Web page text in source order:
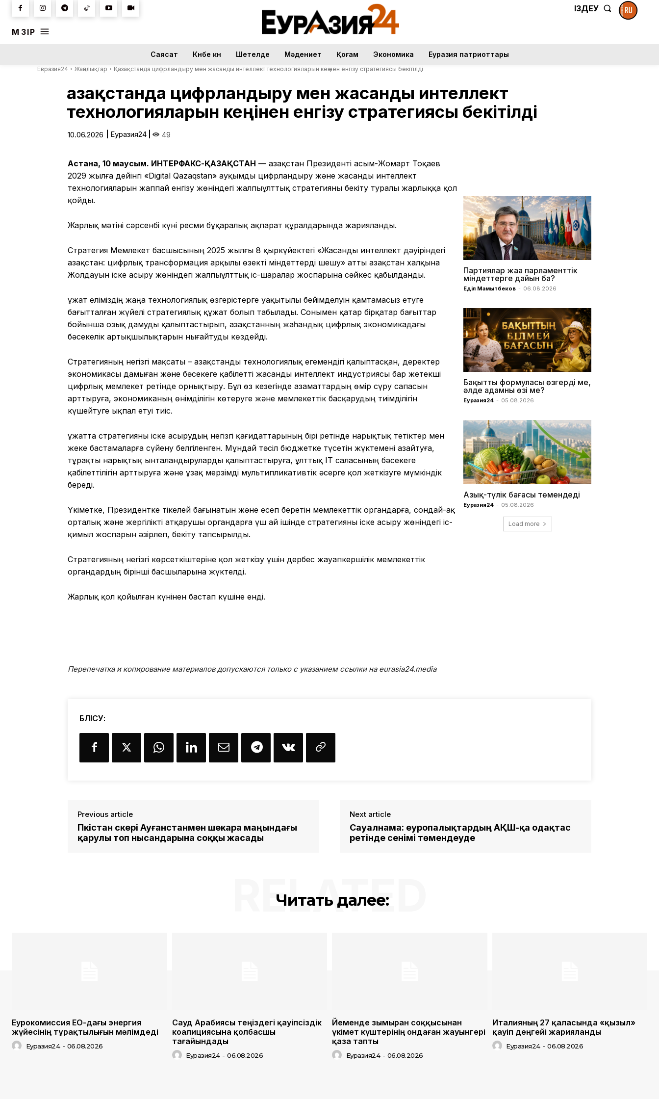
МӘЗІР
ІЗДЕУ
Саясат Күнбе күн Шетелде Мәдениет Қоғам Экономика Еуразия патриоттары
Евразия24 Жаңалықтар Қазақстанда цифрландыру мен жасанды интеллект технологияларын кеңінен енгізу стратегиясы бекітілді
Қазақстанда цифрландыру мен жасанды интеллект
технологияларын кеңінен енгізу стратегиясы бекітілді
10.06.2026 Еуразия24 49
Астана, 10 маусым. ИНТЕРФАКС-ҚАЗАҚСТАН — Қазақстан Президенті Қасым-Жомарт Тоқаев
2029 жылға дейінгі «Digital Qazaqstan» ауқымды цифрландыру және жасанды интеллект
технологияларын жаппай енгізу жөніндегі жалпыұлттық стратегияны бекіту туралы жарлыққа қол
қойды.
Жарлық мәтіні сәрсенбі күні ресми бұқаралық ақпарат құралдарында жарияланды.
Стратегия Мемлекет басшысының 2025 жылғы 8 қыркүйектегі «Жасанды интеллект дәуіріндегі
Қазақстан: цифрлық трансформация арқылы өзекті міндеттерді шешу» атты Қазақстан халқына
Жолдауын іске асыру жөніндегі жалпыұлттық іс-шаралар жоспарына сәйкес қабылданды.
Құжат еліміздің жаңа технологиялық өзгерістерге уақытылы бейімделуін қамтамасыз етуге
бағытталған жүйелі стратегиялық құжат болып табылады. Сонымен қатар бірқатар бағыттар
бойынша озық дамуды қалыптастырып, Қазақстанның жаһандық цифрлық экономикадағы
бәсекелік артықшылықтарын нығайтуды көздейді.
Стратегияның негізгі мақсаты – Қазақстанды технологиялық егемендігі қалыптасқан, деректер
экономикасы дамыған және бәсекеге қабілетті жасанды интеллект индустриясы бар жетекші
цифрлық мемлекет ретінде орнықтыру. Бұл өз кезегінде азаматтардың өмір сүру сапасын
арттыруға, экономиканың өнімділігін көтеруге және мемлекеттік басқарудың тиімділігін
күшейтуге ықпал етуі тиіс.
Құжатта стратегияны іске асырудың негізгі қағидаттарының бірі ретінде нарықтық тетіктер мен
жеке бастамаларға сүйену белгіленген. Мұндай тәсіл бюджетке түсетін жүктемені азайтуға,
тұрақты нарықтық ынталандыруларды қалыптастыруға, ұлттық ІТ саласының бәсекеге
қабілеттілігін арттыруға және ұзақ мерзімді мультипликативтік әсерге қол жеткізуге мүмкіндік
береді.
Үкіметке, Президентке тікелей бағынатын және есеп беретін мемлекеттік органдарға, сондай-ақ
орталық және жергілікті атқарушы органдарға үш ай ішінде стратегияны іске асыру жөніндегі іс-
қимыл жоспарын әзірлеп, бекіту тапсырылды.
Стратегияның негізгі көрсеткіштеріне қол жеткізу үшін дербес жауапкершілік мемлекеттік
органдардың бірінші басшыларына жүктелді.
Жарлық қол қойылған күнінен бастап күшіне енді.
Партиялар жаңа парламенттік
міндеттерге дайын ба?
Еділ Мамытбеков - 06.08.2026
Бақыттың формуласы өзгерді ме,
әлде адамның өзі ме?
Еуразия24 - 05.08.2026
Азық-түлік бағасы төмендеді
Еуразия24 - 05.08.2026
Load more
Перепечатка и копирование материалов допускаются только с указанием ссылки на eurasia24.media
БӨЛІСУ:
Previous article
Пәкістан әскері Ауғанстанмен шекара маңындағы
қарулы топ нысандарына соққы жасады
Next article
Сауалнама: еуропалықтардың АҚШ-қа одақтас
ретінде сенімі төмендеуде
Читать далее:
RELATED
Еурокомиссия ЕО-дағы энергия
жүйесінің тұрақтылығын мәлімдеді
Еуразия24 - 06.08.2026
Сауд Арабиясы теңіздегі қауіпсіздік
коалициясына қолбасшы
тағайындады
Еуразия24 - 06.08.2026
Йеменде зымыран соққысынан
үкімет күштерінің ондаған жауынгері
қаза тапты
Еуразия24 - 06.08.2026
Италияның 27 қаласында «қызыл»
қауіп деңгейі жарияланды
Еуразия24 - 06.08.2026